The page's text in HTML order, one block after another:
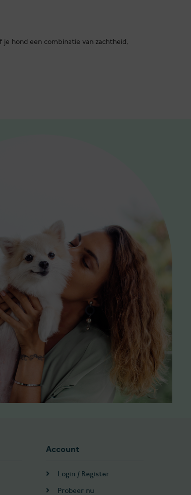
hond een combinatie van zachtheid,
Account
Login / Register
Probeer nu